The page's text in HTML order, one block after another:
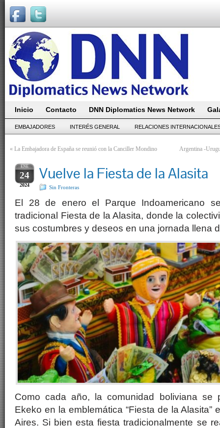
Inicio Contacto DNN Diplomatics News Network
EMBAJADORES INTERÉS GENERAL RELACIONES
« La Embajadora de España se reunió con la Canciller Mondino Argentina -
ENE
24
2024
Vuelve la Fiesta de la Alasita
Sin Fronteras
El 28 de enero el Parque Indoamericano
tradicional Fiesta de la Alasita, donde la
sus costumbres y deseos en una jornada llena
Como cada año, la comunidad boliviana se
Ekeko en la emblemática “Fiesta de la Alasita”
Aires. Si bien esta fiesta tradicionalmente se